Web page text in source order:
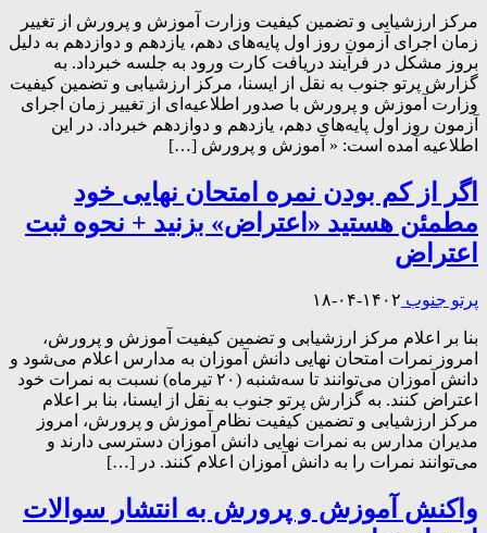
مرکز ارزشیابی و تضمین کیفیت وزارت آموزش و پرورش از تغییر
زمان اجرای آزمون روز اول پایه‌های دهم، یازدهم و دوازدهم به دلیل
بروز مشکل در فرآیند دریافت کارت ورود به جلسه خبرداد. به
گزارش پرتو جنوب به نقل از ایسنا، مرکز ارزشیابی و تضمین کیفیت
وزارت آموزش و پرورش با صدور اطلاعیه‌ای از تغییر زمان اجرای
آزمون روز اول پایه‌های دهم، یازدهم و دوازدهم خبرداد. در این
اطلاعیه آمده‌ است: « آموزش و پرورش […]
اگر از کم بودن نمره امتحان نهایی خود
مطمئن هستید «اعتراض» بزنید + نحوه ثبت
اعتراض
پرتو جنوب ۱۴۰۲-۰۴-۱۸
بنا بر اعلام مرکز ارزشیابی و تضمین کیفیت آموزش و پرورش،
امروز نمرات امتحان نهایی دانش آموزان به مدارس اعلام می‌شود و
دانش آموزان می‌توانند تا سه‌شنبه (۲۰ تیرماه) نسبت به نمرات خود
اعتراض کنند. به گزارش پرتو جنوب به نقل از ایسنا، بنا بر اعلام
مرکز ارزشیابی و تضمین کیفیت نظام آموزش و پرورش، امروز
مدیران مدارس به نمرات نهایی دانش آموزان دسترسی دارند و
می‌توانند نمرات را به دانش آموزان اعلام کنند. در […]
واکنش آموزش و پرورش به انتشار سوالات